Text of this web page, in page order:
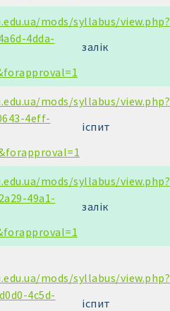
mods/syllabus/view.php?
4dda-
залік
mods/syllabus/view.php?
4eff-
іспит
mods/syllabus/view.php?
49a1-
залік
mods/syllabus/view.php?
4c5d-
іспит